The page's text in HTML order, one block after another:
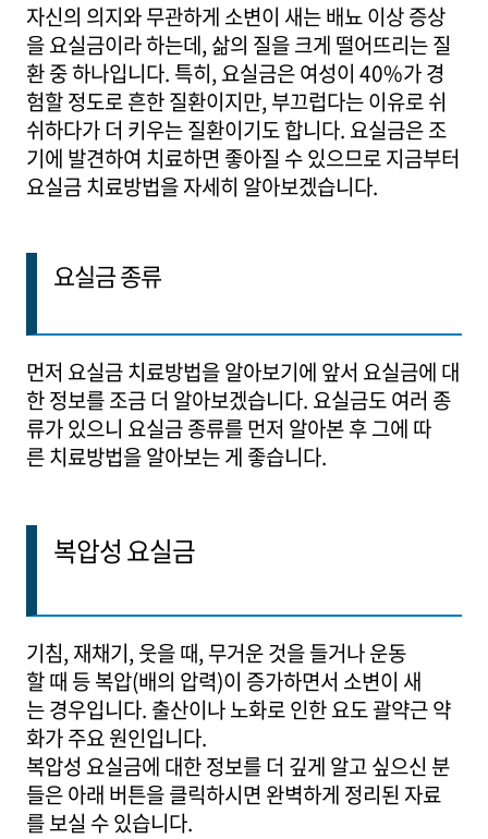
자신의 의지와 무관하게 소변이 새는 배뇨 이상 증상
을 요실금이라 하는데, 삶의 질을 크게 떨어뜨리는 질
환 중 하나입니다. 특히, 요실금은 여성이 40%가 경
험할 정도로 흔한 질환이지만, 부끄럽다는 이유로 쉬
쉬하다가 더 키우는 질환이기도 합니다. 요실금은 조
기에 발견하여 치료하면 좋아질 수 있으므로 지금부터
요실금 치료방법을 자세히 알아보겠습니다.
요실금 종류
먼저 요실금 치료방법을 알아보기에 앞서 요실금에 대
한 정보를 조금 더 알아보겠습니다. 요실금도 여러 종
류가 있으니 요실금 종류를 먼저 알아본 후 그에 따
른 치료방법을 알아보는 게 좋습니다.
복압성 요실금
기침, 재채기, 웃을 때, 무거운 것을 들거나 운동
할 때 등 복압(배의 압력)이 증가하면서 소변이 새
는 경우입니다. 출산이나 노화로 인한 요도 괄약근 약
화가 주요 원인입니다.
복압성 요실금에 대한 정보를 더 깊게 알고 싶으신 분
들은 아래 버튼을 클릭하시면 완벽하게 정리된 자료
를 보실 수 있습니다.